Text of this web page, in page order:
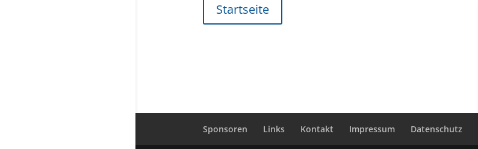
Startseite
Sponsoren Links Kontakt Impressum Datenschutz